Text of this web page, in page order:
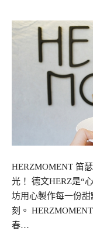
HERZMOMENT 笛
光！ 德文HERZ是“
坊用心製作每一份
刻。
春…